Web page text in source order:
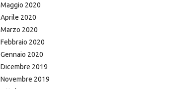
Maggio 2020
Aprile 2020
Marzo 2020
Febbraio 2020
Gennaio 2020
Dicembre 2019
Novembre 2019